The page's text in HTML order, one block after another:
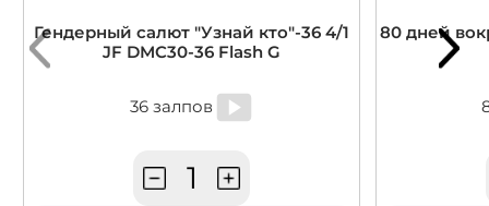
Гендерный салют "Узнай кто"-36 4/1
JF DMC30-36 Flash G
36 залпов
80 дней